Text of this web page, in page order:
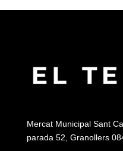
Mercat Municipal Sant
parada 52, Granollers